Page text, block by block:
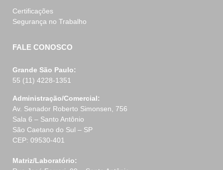
Certificações
Segurança no Trabalho
FALE CONOSCO
Grande São Paulo:
55 (11) 4228-1351
Administração/Comercial:
Av. Senador Roberto Simonsen, 756
Sala 6 – Santo Antônio
São Caetano do Sul – SP
CEP: 09530-401
Matriz/Laboratório: